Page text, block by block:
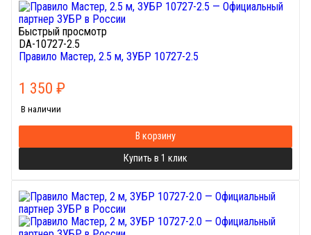
Быстрый просмотр
DA-10727-2.5
Правило Мастер, 2.5 м, ЗУБР 10727-2.5
1 350 ₽
В наличии
В корзину
Купить в 1 клик